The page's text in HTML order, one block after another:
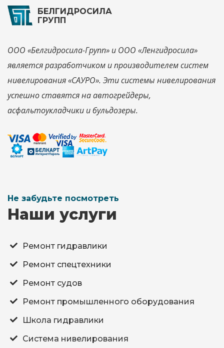
БЕЛГИДРОСИЛА
ГРУПП
ООО «Белгидросила-Групп» и ООО «Ленгидросила»
является разработчиком и производителем систем
нивелирования «САУРО». Эти системы нивелирования
успешно ставятся на автогрейдеры,
асфальтоукладчики и бульдозеры.
Не забудьте посмотреть
Наши услуги
Ремонт гидравлики
Ремонт спецтехники
Ремонт судов
Ремонт промышленного оборудования
Школа гидравлики
Система нивелирования